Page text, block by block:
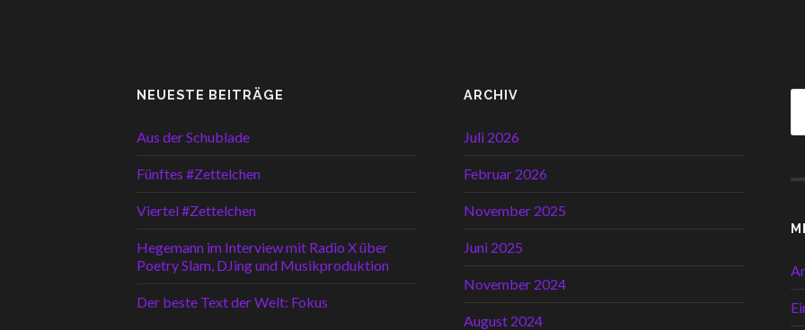
NEUESTE BEITRÄGE
Aus der Schublade
Fünftes #Zettelchen
Viertel #Zettelchen
Hegemann im Interview mit Radio X über
Poetry Slam, DJing und Musikproduktion
Der beste Text der Welt: Fokus
ARCHIV
Juli 2026
Februar 2026
November 2025
Juni 2025
November 2024
August 2024